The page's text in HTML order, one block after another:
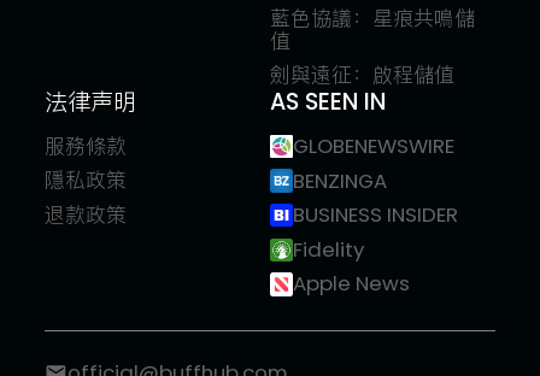
藍色協議：星痕共鳴儲
值
劍與遠征：啟程儲值
法律声明
服務條款
隱私政策
退款政策
AS SEEN IN
GLOBENEWSWIRE
BENZINGA
BUSINESS INSIDER
Fidelity
Apple News